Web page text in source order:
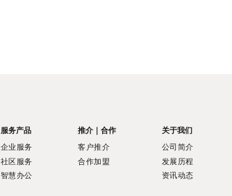
服务产品
企业服务
社区服务
智慧办公
推介｜合作
客户推介
合作加盟
关于我们
公司简介
发展历程
资讯动态